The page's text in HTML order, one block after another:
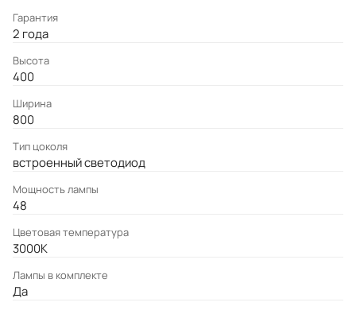
Гарантия
2 года
Высота
400
Ширина
800
Тип цоколя
встроенный светодиод
Мощность лампы
48
Цветовая температура
3000K
Лампы в комплекте
Да